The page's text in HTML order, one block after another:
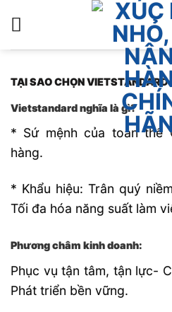
qua
nội
TẠI SAO CHỌN VIETSTANDARD
Vietstandard nghĩa là gì?
* Sứ mệnh của toàn thể
hàng.
* Khẩu hiệu: Trân quý
Tối đa hóa năng suất làm
Phương châm kinh doanh:
Phục vụ tận tâm, tận lực-
Phát triển bền vững.